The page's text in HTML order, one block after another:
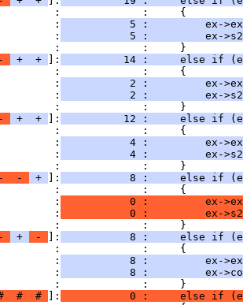
:             :     {
:
5 :         ex-
:
5 :         ex-
:             :     }
+ + ]:
14 :     else if
:             :     {
:
2 :         ex-
:
2 :         ex-
:             :     }
+ + ]:
12 :     else if
:             :     {
:
4 :         ex-
:
4 :         ex-
:             :     }
- + ]:
8 :     else if
:             :     {
:
0 :         ex-
:
0 :         ex-
:             :     }
+ - ]:
8 :     else if
:             :     {
:
8 :         ex-
:
8 :         ex-
:             :     }
# # ]:
0 :     else if